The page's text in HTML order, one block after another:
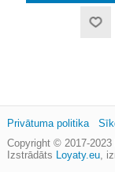
Copyright © 2017-2023
Izstrādāts Loyaty.eu,
Privātuma politika